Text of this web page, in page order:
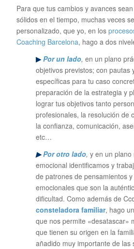
Para que tus cambios y avances
sólidos en el tiempo, muchas veces
personalizado, que yo, en los
Coaching Barcelona, hago a dos
▶ Por un lado, en un plano
objetivos previstos; con pautas
específicas para tu caso
preparación de la estrategia y
lograr tus objetivos tanto
profesionales, la resolución de
la confianza, comunicación,
etc…
▶Por otro lado, y en un plano
emocional identificamos y
de patrones de pensamientos
emocionales que son la
dificultad. Como además de
consteladora familiar, hago
que nos permite «desatascar»
que tienen su origen en la
añadido muy importante de las